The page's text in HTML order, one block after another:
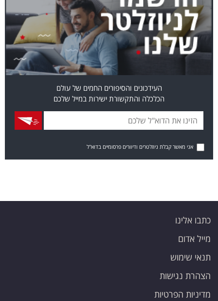
העידכונים והסיפורים החמים של עולם
הכלכלה והתקשורת ישירות במייל שלכם
אני מאשר קבלת ניוזלטרים ודיוורים פרסומיים בדוא"ל
כתבו אלינו
מייל אדום
תנאי שימוש
הצהרת נגישות
מדיניות הפרטיות